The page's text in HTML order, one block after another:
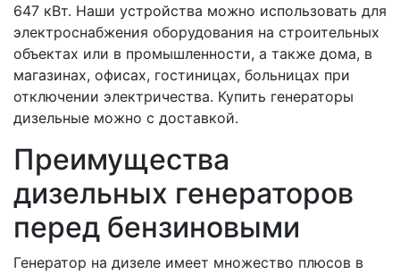
647 кВт. Наши устройства можно использовать для
электроснабжения оборудования на строительных
объектах или в промышленности, а также дома, в
магазинах, офисах, гостиницах, больницах при
отключении электричества. Купить генераторы
дизельные можно с доставкой.
Преимущества
дизельных генераторов
перед бензиновыми
Генератор на дизеле имеет множество плюсов в